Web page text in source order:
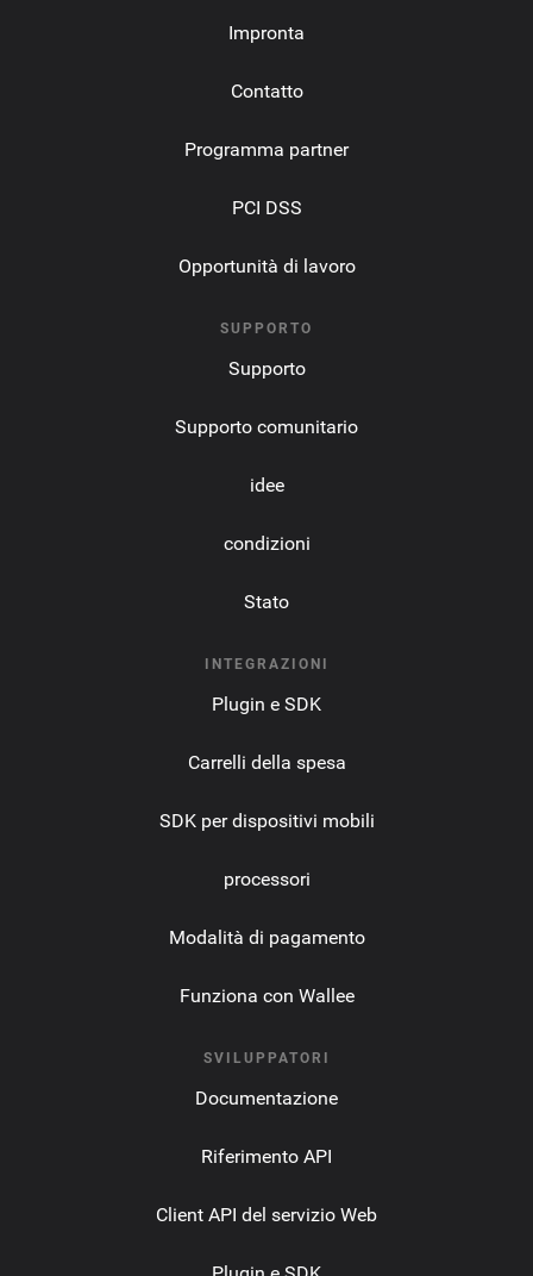
Impronta
Contatto
Programma partner
PCI DSS
Opportunità di lavoro
SUPPORTO
Supporto
Supporto comunitario
idee
condizioni
Stato
INTEGRAZIONI
Plugin e SDK
Carrelli della spesa
SDK per dispositivi mobili
processori
Modalità di pagamento
Funziona con Wallee
SVILUPPATORI
Documentazione
Riferimento API
Client API del servizio Web